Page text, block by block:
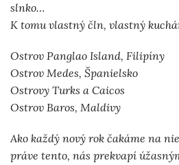
slnko…
K tomu vlastný čln, vlastný
Ostrov Panglao Island, Filipíny
Ostrov Medes, Španielsko
Ostrovy Turks a Caicos
Ostrov Baros, Maldivy
Ako každý nový rok čakáme na
práve tento, nás prekvapí